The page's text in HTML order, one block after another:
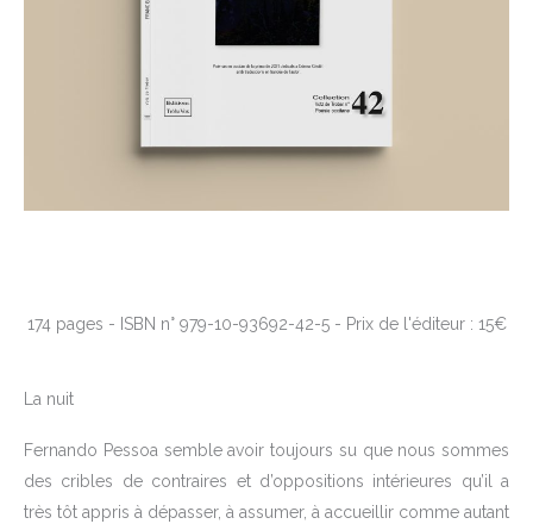
La nuit
Fernando Pessoa semble avoir toujours su que nous sommes
des cribles de contraires et d’oppositions intérieures qu’il a
très tôt appris à dépasser, à assumer, à accueillir comme autant
174 pages - ISBN n° 979-10-93692-42-5 - Prix de l'éditeur : 15€